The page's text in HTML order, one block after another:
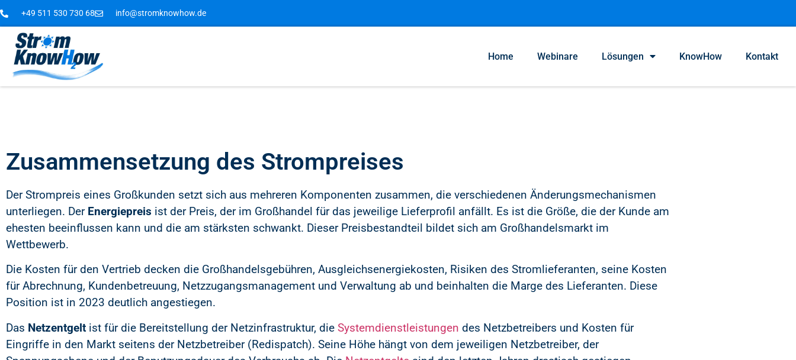
+49 511 530 730 68 info@stromknowhow.de
Home Webinare Lösungen KnowHow Kontakt
Zusammensetzung des Strompreises
Der Strompreis eines Großkunden setzt sich aus mehreren Komponenten zusammen, die verschiedenen Änderungsmechanismen
unterliegen. Der Energiepreis ist der Preis, der im Großhandel für das jeweilige Lieferprofil anfällt. Es ist die Größe, die der Kunde am
ehesten beeinflussen kann und die am stärksten schwankt. Dieser Preisbestandteil bildet sich am Großhandelsmarkt im
Wettbewerb.
Die Kosten für den Vertrieb decken die Großhandelsgebühren, Ausgleichsenergiekosten, Risiken des Stromlieferanten, seine Kosten
für Abrechnung, Kundenbetreuung, Netzzugangsmanagement und Verwaltung ab und beinhalten die Marge des Lieferanten. Diese
Position ist in 2023 deutlich angestiegen.
Das Netzentgelt ist für die Bereitstellung der Netzinfrastruktur, die Systemdienstleistungen des Netzbetreibers und Kosten für
Eingriffe in den Markt seitens der Netzbetreiber (Redispatch). Seine Höhe hängt von dem jeweiligen Netzbetreiber, der